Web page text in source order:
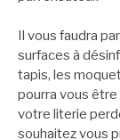
Il vous faudra
surfaces à
tapis, les
pourra vous
votre literie
souhaitez vous